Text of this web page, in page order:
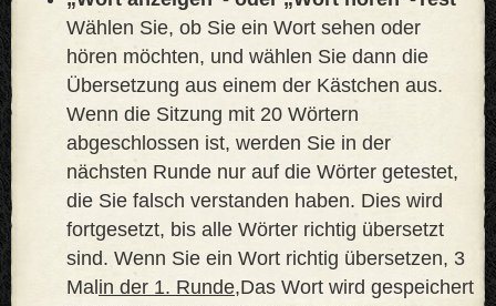
Wählen Sie, ob Sie ein Wort sehen oder
hören möchten, und wählen Sie dann die
Übersetzung aus einem der Kästchen aus.
Wenn die Sitzung mit 20 Wörtern
abgeschlossen ist, werden Sie in der
nächsten Runde nur auf die Wörter getestet,
die Sie falsch verstanden haben. Dies wird
fortgesetzt, bis alle Wörter richtig übersetzt
sind. Wenn Sie ein Wort richtig übersetzen, 3
Malin der 1. Runde,Das Wort wird gespeichert